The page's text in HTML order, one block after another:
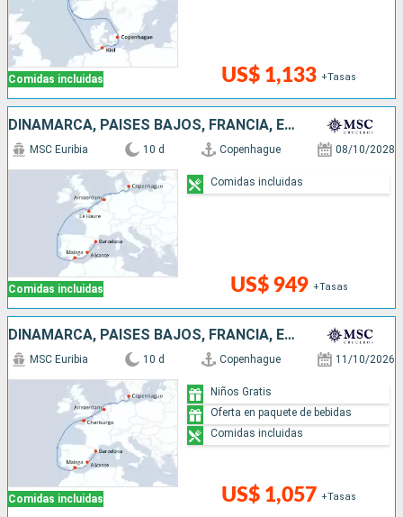
Comidas incluidas US$ 1,133 +Tasas
DINAMARCA, PAISES BAJOS, FRANCIA, ESPAÑA
Comidas incluidas
MSC Euribia 10 d Copenhague 08/10/2028
US$ 949 +Tasas
Comidas incluidas
DINAMARCA, PAISES BAJOS, FRANCIA, ESPAÑA
Comidas incluidas
MSC Euribia 10 d Copenhague 11/10/2026
US$ 1,057 +Tasas
Niños Gratis
Oferta en paquete de bebidas
Comidas incluidas